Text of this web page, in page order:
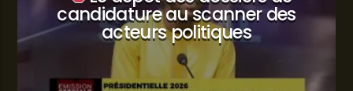
candidature au scanner des
acteurs politiques